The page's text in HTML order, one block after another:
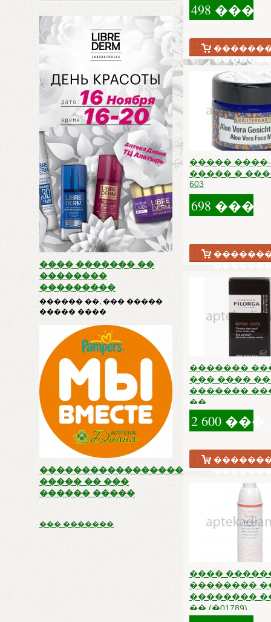
���� ������� ��
��������
���������
������ ��, ��� �����
����� ����
�����������������
����� �� ���
������ �����
��� �������
498 ���.
����� ����-
����� �
603
698 ���.
�������
��� ����
�������
��
2 600 ���.
����
��������
��������
�� (�01789)